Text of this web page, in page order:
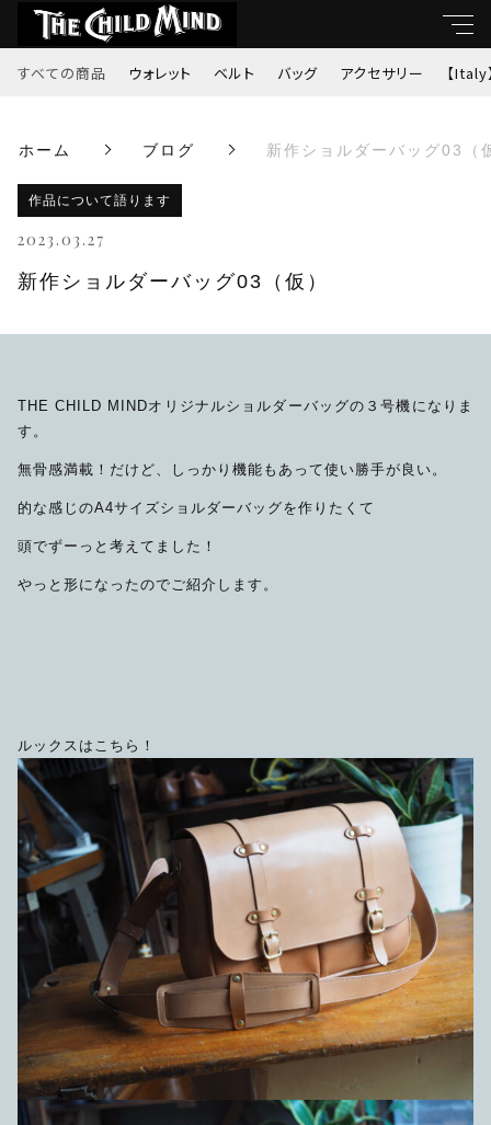
すべての商品 ウォレット ベルト バッグ アクセサリー 【Italy
ホーム ブログ 新作ショルダーバッグ03（
作品について語ります
2023.03.27
新作ショルダーバッグ03（仮）
THE CHILD MINDオリジナルショルダーバッグの３号機になりま
す。
無骨感満載！だけど、しっかり機能もあって使い勝手が良い。
的な感じのA4サイズショルダーバッグを作りたくて
頭でずーっと考えてました！
やっと形になったのでご紹介します。
ルックスはこちら！
すべて
ベルト
バッグ
アクセサリー
限定品
メンテナンス
子カテゴリ
その他